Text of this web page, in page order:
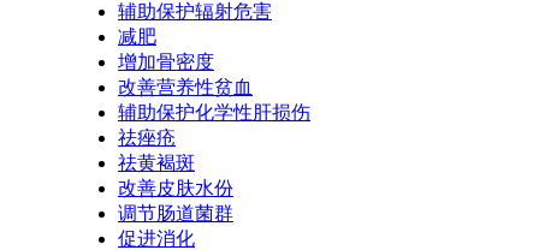
辅助保护辐射危害
减肥
增加骨密度
改善营养性贫血
辅助保护化学性肝损伤
祛痤疮
祛黄褐斑
改善皮肤水份
调节肠道菌群
促进消化